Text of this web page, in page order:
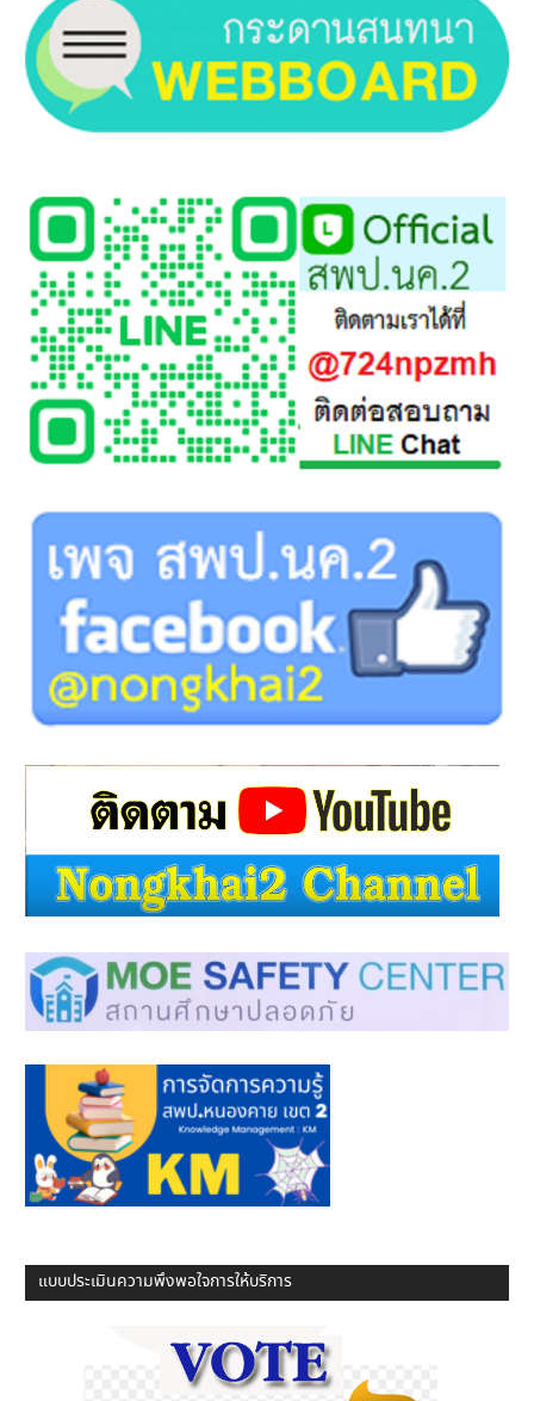
แบบประเมินความพึงพอใจการให้บริการ